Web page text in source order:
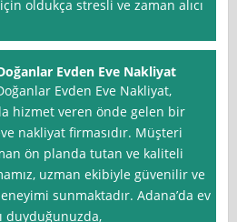
oldukça stresli ve zaman alıcı
Evden Eve Nakliyat
Evden Eve Nakliyat,
hizmet veren önde gelen bir
nakliyat firmasıdır. Müşteri
ön planda tutan ve kaliteli
uzman ekibiyle güvenilir ve
sunmaktadır. Adana’da ev
duyduğunuzda,